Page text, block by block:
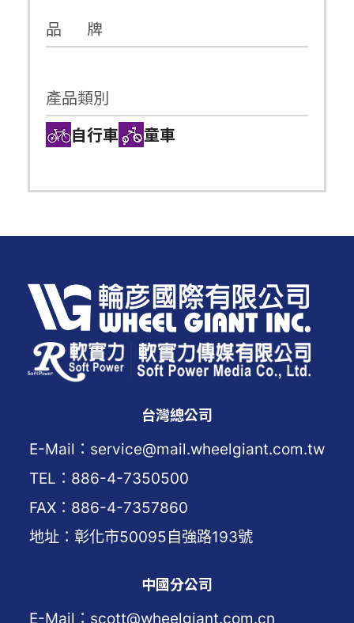
品 牌
產品類別
自行車
童車
台灣總公司
E-Mail：service@mail.wheelgiant.com.tw
TEL：886-4-7350500
FAX：886-4-7357860
地址：彰化市50095自強路193號
中國分公司
E-Mail：scott@wheelgiant.com.cn